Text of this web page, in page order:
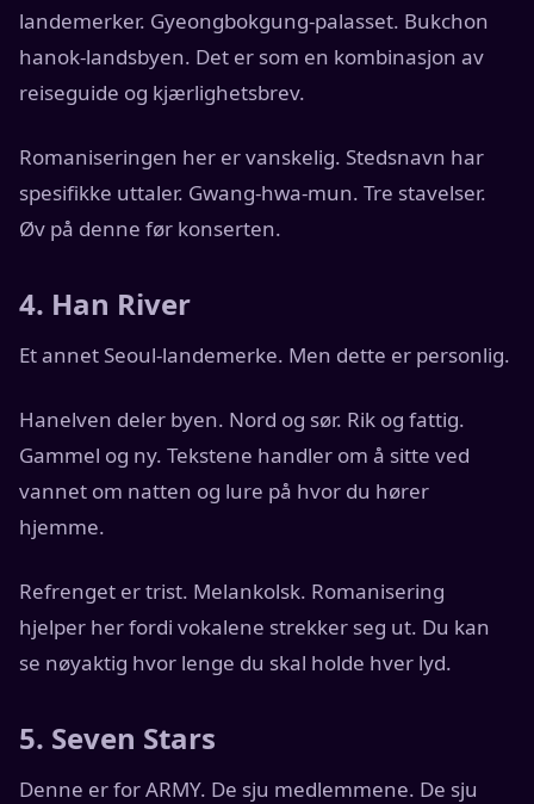
landemerker. Gyeongbokgung-palasset. Bukchon
hanok-landsbyen. Det er som en kombinasjon av
reiseguide og kjærlighetsbrev.
Romaniseringen her er vanskelig. Stedsnavn har
spesifikke uttaler. Gwang-hwa-mun. Tre stavelser.
Øv på denne før konserten.
4. Han River
Et annet Seoul-landemerke. Men dette er personlig.
Hanelven deler byen. Nord og sør. Rik og fattig.
Gammel og ny. Tekstene handler om å sitte ved
vannet om natten og lure på hvor du hører
hjemme.
Refrenget er trist. Melankolsk. Romanisering
hjelper her fordi vokalene strekker seg ut. Du kan
se nøyaktig hvor lenge du skal holde hver lyd.
5. Seven Stars
Denne er for ARMY. De sju medlemmene. De sju